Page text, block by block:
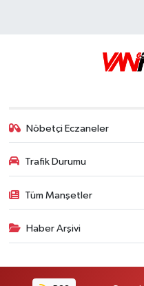
Nöbetçi Eczaneler
Trafik Durumu
Tüm Manşetler
Haber Arşivi